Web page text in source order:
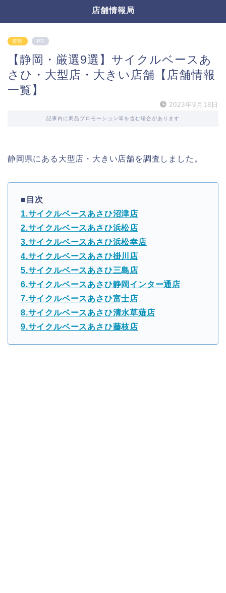
店舗情報局
静岡 PR
【静岡・厳選9選】サイクルベースあ
さひ・大型店・大きい店舗【店舗情報
一覧】
2023年9月18日
記事内に商品プロモーション等を含む場合があります
静岡県にある大型店・大きい店舗を調査しました。
■目次
1.サイクルベースあさひ沼津店
2.サイクルベースあさひ浜松店
3.サイクルベースあさひ浜松幸店
4.サイクルベースあさひ掛川店
5.サイクルベースあさひ三島店
6.サイクルベースあさひ静岡インター通店
7.サイクルベースあさひ富士店
8.サイクルベースあさひ清水草薙店
9.サイクルベースあさひ藤枝店